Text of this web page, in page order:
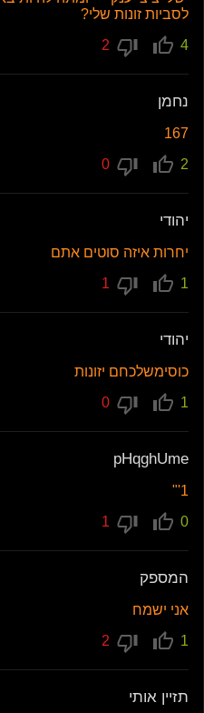
לסביות זונות שלי?
4
נחמן
167
2
יהודי
יחרות איזה סוטים אתם
1
יהודי
כוסימשלכחם יזונות
1
pHqghUme
1'"
0
המספק
אני ישמח
1
תזיין אותי